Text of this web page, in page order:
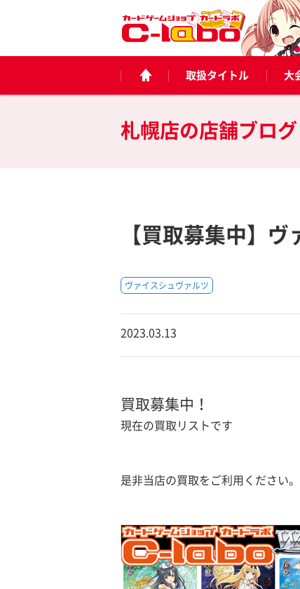
取扱タイトル 大
札幌店の店舗ブログ
【買取募集中】
ヴァイスシュヴァルツ
2023.03.13
買取募集中！
現在の買取リストです
是非当店の買取をご利用ください。